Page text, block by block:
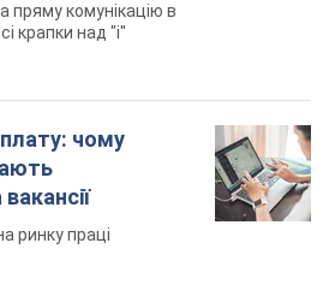
пряму комунікацію в
крапки над "і"
чому
ринку праці